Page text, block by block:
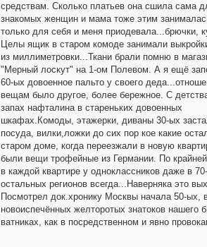
средствам. Сколько платьев она сшила сама
знакомых женщин и мама тоже этим
только для себя и меня приодевала...брючки,
Целы ящик в старом комоде занимали
из миллиметровки...Ткани брали помню в
"Мерный лоскут" на 1-ом Полевом. А я ещё
60-ых довоенное пальто у своего
вещам было другое, более бережное. С
запах нафталина в стареньких довоенных
шкафах.Комоды, этажерки, диваны 30-ых
посуда, вилки,ложки до сих пор кое какие
старом доме, когда переезжали в новую
были вещи трофейные из Германии. По
в каждой квартире у одноклассников даже в
остальных регионов всегда...Наверняка это
Посмотрел док.хронику Москвы начала 50-ых,
новоиспечённых желторотых знатоков
ватниках, как в посредственном и явно